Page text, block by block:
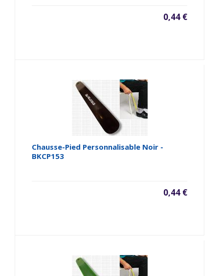
0,44 €
Chausse-Pied Personnalisable Noir -
BKCP153
0,44 €